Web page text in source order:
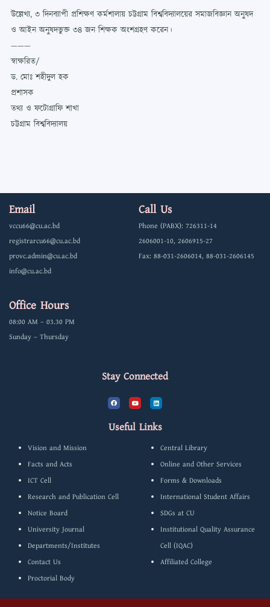
উল্লেখ্য, ৩ দিনব্যাপী প্রশিক্ষণ কর্মশালায় চট্টগ্রাম বিশ্ববিদ্যালয়ের সমাজবিজ্ঞান অনুষদ
ও আইন অনুষদভুক্ত ৩৪ জন শিক্ষক অংশগ্রহণ করেন।
———
স্বাক্ষরিত/
ড. মোঃ শহীদুল হক
প্রশাসক
তথ্য ও ফটোগ্রাফি শাখা
চট্টগ্রাম বিশ্ববিদ্যালয়
Email
vccu66@cu.ac.bd
registrarcu66@cu.ac.bd
provc.admin@cu.ac.bd
info@cu.ac.bd
Call Us
Phone (PABX): 726311-14
2606001-10, 2606915-27
Fax: 88-031-2606014, 88-031-2606145
Office Hours
08:00 AM – 03.30 PM
Sunday – Thursday
Stay Connected
F
a
c
b
o
Y
o
u
u
b
L
i
n
d
Useful Links
Vision and Mission
Facts and Acts
ICT Cell
Research and Publication Cell
Notice Board
University Journal
Departments/Institutes
Contact Us
Proctorial Body
Central Library
Online and Other Services
Forms & Downloads
International Student Affairs
SDGs at CU
Institutional Quality Assurance
Cell (IQAC)
Affiliated College